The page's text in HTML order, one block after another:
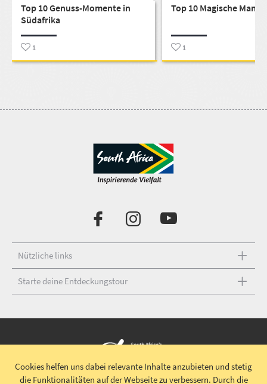
Top 10 Genuss-Momente in
Südafrika
1
Top 10 Magische
1
Nützliche links
Starte deine Entdeckungstour
Cookies helfen uns dabei relevante Inhalte anzubieten und stetig
die Funktionalitäten auf der Webseite zu verbessern. Durch die